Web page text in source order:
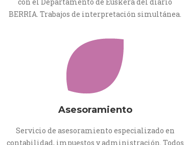
BERRIA. Trabajos de interpretación simultánea.
Asesoramiento
Servicio de asesoramiento especializado en
contabilidad, impuestos y administración. Todos